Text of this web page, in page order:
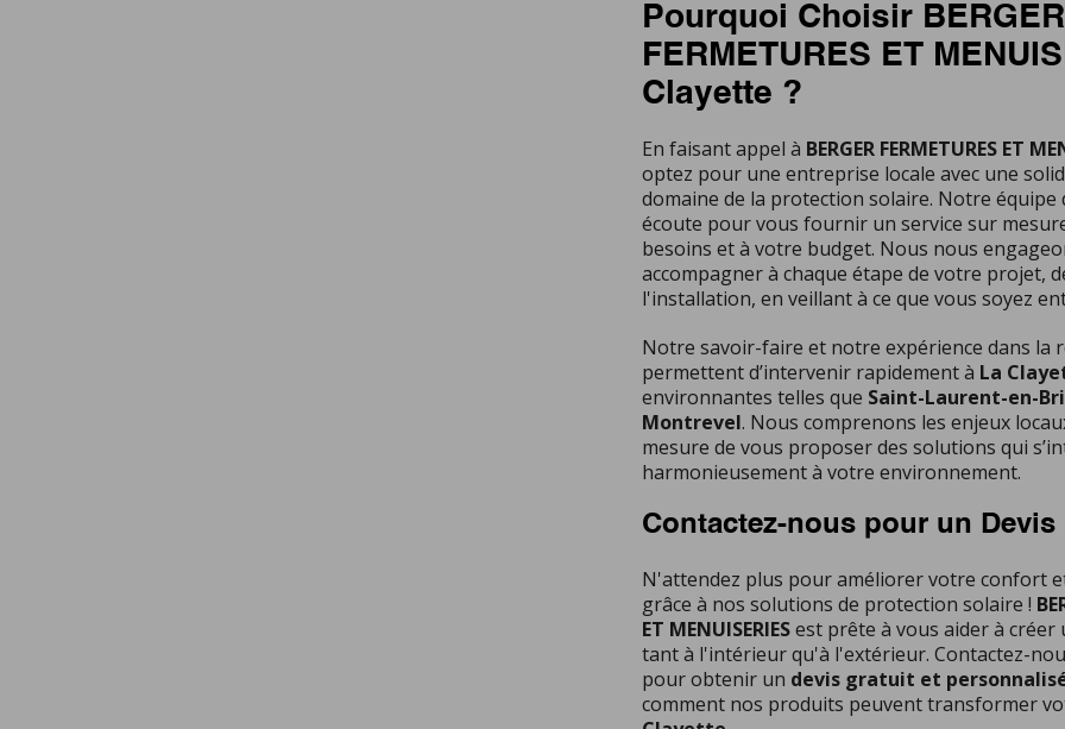
Pourquoi Choisir BERGER
FERMETURES ET
Clayette ?
En faisant appel à BERGER FERMETURES ET
optez pour une entreprise locale avec une
domaine de la protection solaire. Notre équipe
écoute pour vous fournir un service sur
besoins et à votre budget. Nous nous
accompagner à chaque étape de votre projet,
l'installation, en veillant à ce que vous soyez
Notre savoir-faire et notre expérience dans la
permettent d’intervenir rapidement à La
environnantes telles que Saint-Laurent-en-
Montrevel. Nous comprenons les enjeux
mesure de vous proposer des solutions qui
harmonieusement à votre environnement.
Contactez-nous pour un Devis
N'attendez plus pour améliorer votre confort
grâce à nos solutions de protection solaire !
ET MENUISERIESest prête à vous aider à créer
tant à l'intérieur qu'à l'extérieur. Contactez-
pour obtenir un devis gratuit et
comment nos produits peuvent transformer